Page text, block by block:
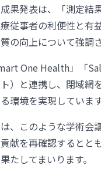
果発表は、「測定結
従事者の利便性と有
の向上について強調
One Health」「
）と連携し、閉域網
環境を実現しています
、このような学術会
献を再確認するとと
たしてまいります。